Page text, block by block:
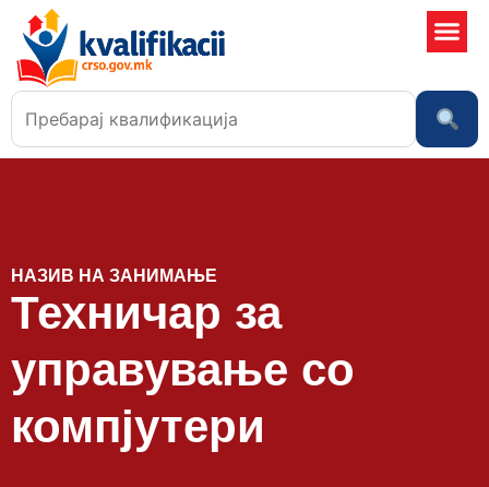
НАЗИВ НА ЗАНИМАЊЕ
Техничар за
управување со
компјутери